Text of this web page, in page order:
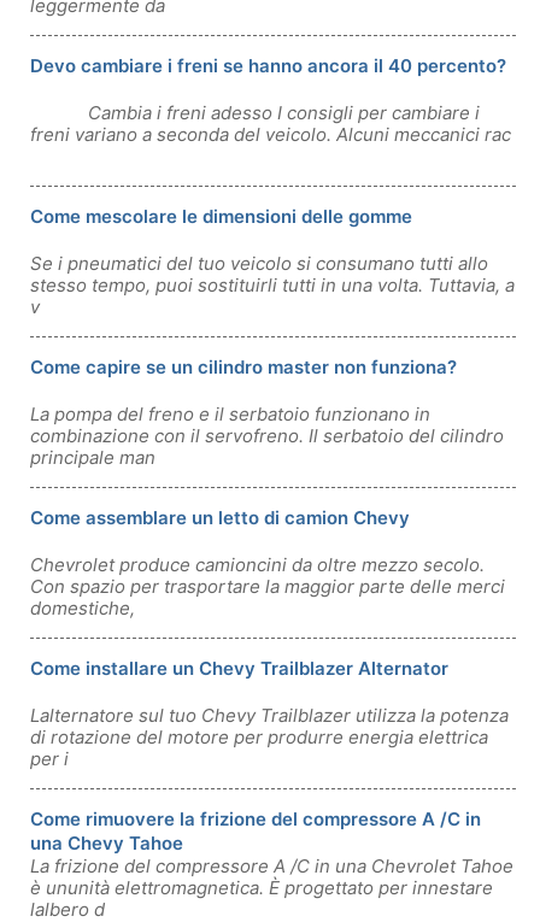
leggermente da
Devo cambiare i freni se hanno ancora il 40 percento?
Cambia i freni adesso I consigli per cambiare i
freni variano a seconda del veicolo. Alcuni meccanici rac
Come mescolare le dimensioni delle gomme
Se i pneumatici del tuo veicolo si consumano tutti allo
stesso tempo, puoi sostituirli tutti in una volta. Tuttavia, a
v
Come capire se un cilindro master non funziona?
La pompa del freno e il serbatoio funzionano in
combinazione con il servofreno. Il serbatoio del cilindro
principale man
Come assemblare un letto di camion Chevy
Chevrolet produce camioncini da oltre mezzo secolo.
Con spazio per trasportare la maggior parte delle merci
domestiche,
Come installare un Chevy Trailblazer Alternator
Lalternatore sul tuo Chevy Trailblazer utilizza la potenza
di rotazione del motore per produrre energia elettrica
per i
Come rimuovere la frizione del compressore A /C in
una Chevy Tahoe
La frizione del compressore A /C in una Chevrolet Tahoe
è ununità elettromagnetica. È progettato per innestare
lalbero d